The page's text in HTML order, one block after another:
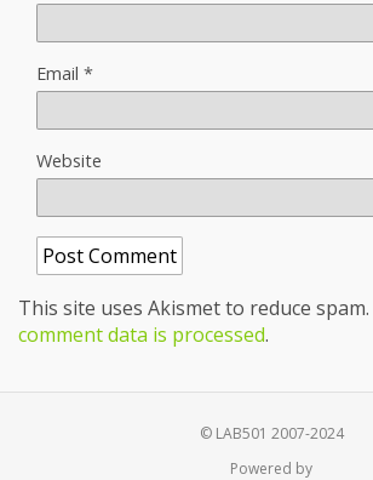
Email *
Website
This site uses Akismet to reduce spam.
comment data is processed.
© LAB501 2007-2024
Powered by